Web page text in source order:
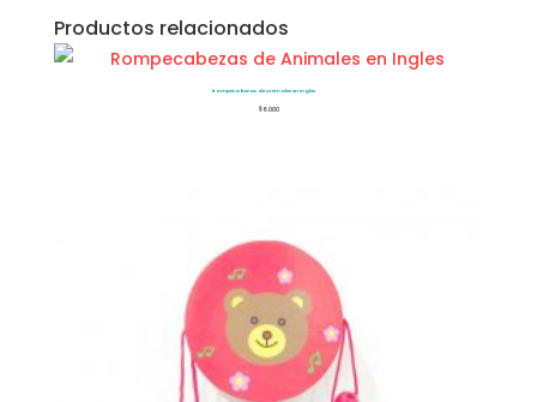
Productos relacionados
Rompecabezas de Animales en Ingles
$6.000